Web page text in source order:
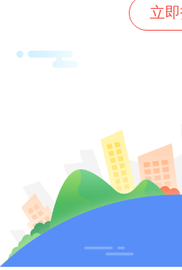
“久雨重阳后，清寒
上清浅的冬装。“小
见，天地敛气，虹霓
升地气下降，阴阳渐
候闭塞而成冬，寒气
终章，而是沉淀与新
中蓄力，四时律动，
立